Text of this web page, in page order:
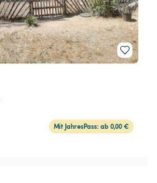
Mit JahresPass: ab 0,00 €